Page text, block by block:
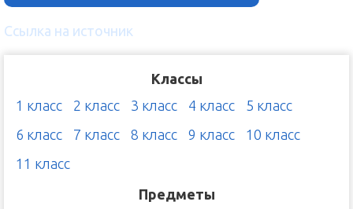
Ссылка на источник
Классы
1 класс
2 класс 3 класс 4 класс
5 класс
6 класс
7 класс 8 класс 9 класс
10 класс
11 класс
Предметы